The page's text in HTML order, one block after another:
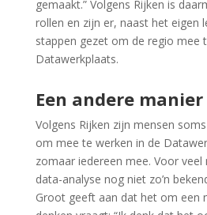
gemaakt.” Volgens Rijken is
rollen en zijn er, naast het eigen
stappen gezet om de regio mee
Datawerkplaats.
Een andere
Volgens Rijken zijn mensen
om mee te werken in de
zomaar iedereen mee. Voor veel
data-analyse nog niet zo’n
Groot geeft aan dat het om een